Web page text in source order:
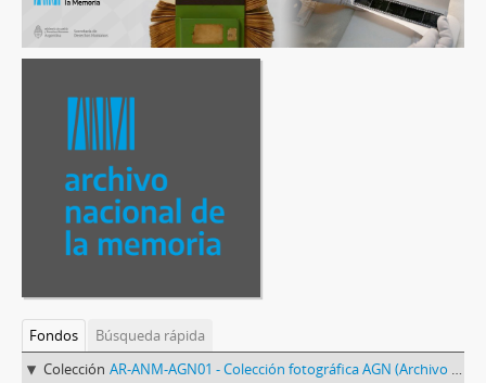
Fondos
Búsqueda rápida
Colección AR-ANM-AGN01 - Colección fotográfica AGN (Archivo General de la Nación)